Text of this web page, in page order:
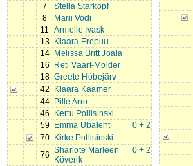
7
Stella Starkopf
8
Marii Vodi
11 Armelle Ivask
13
Klaara Erepuu
14
Melissa Britt Joala
16
Reti Väärt-Mölder
18 Greete Hõbejärv
42
Klaara Käämer
44
Pille Arro
46
Kertu Pollisinski
59
0 + 2
Emma Ubaleht
70
Kirke Pollisinski
76
0 + 2
Sharlote Marleen
Kõverik